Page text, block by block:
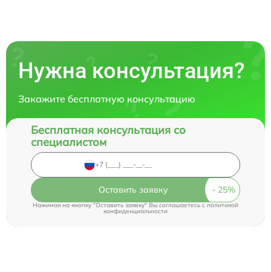
Нужна консультация?
Закажите бесплатную консультацию
Бесплатная консультация со
специалистом
Оставить заявку
Нажимая на кнопку "Оставить заявку" Вы соглашаетесь cполитикой
конфиденциальности